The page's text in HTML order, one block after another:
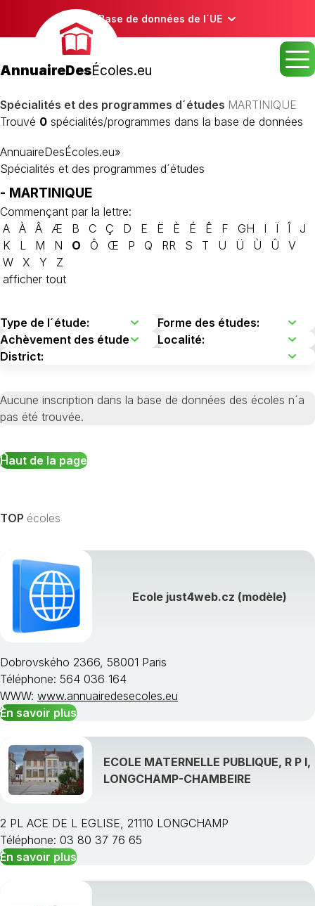
Base de données de l´UE
AnnuaireDesÉcoles.eu
Spécialités et des programmes d´études MARTINIQUE
Trouvé 0 spécialités/programmes dans la base de données
AnnuaireDesÉcoles.eu»
Spécialités et des programmes d´études
- MARTINIQUE
Commençant par la lettre:
A
À Â Æ B C Ç D E Ë È É Ê F GH I Ï Î
J
K
L M N O Ô Œ P Q RR S T U Ü Ù Û
V
W
X Y
Z
afficher tout
Aucune inscription dans la base de données des écoles n´a
pas été trouvée.
Haut de la page
TOP écoles
Ecole just4web.cz (modèle)
Dobrovského 2366, 58001 Paris
Téléphone: 564 036 164
WWW: www.annuairedesecoles.eu
En savoir plus
ECOLE MATERNELLE PUBLIQUE, R P I,
LONGCHAMP-CHAMBEIRE
2 PL ACE DE L EGLISE, 21110 LONGCHAMP
Téléphone: 03 80 37 76 65
En savoir plus